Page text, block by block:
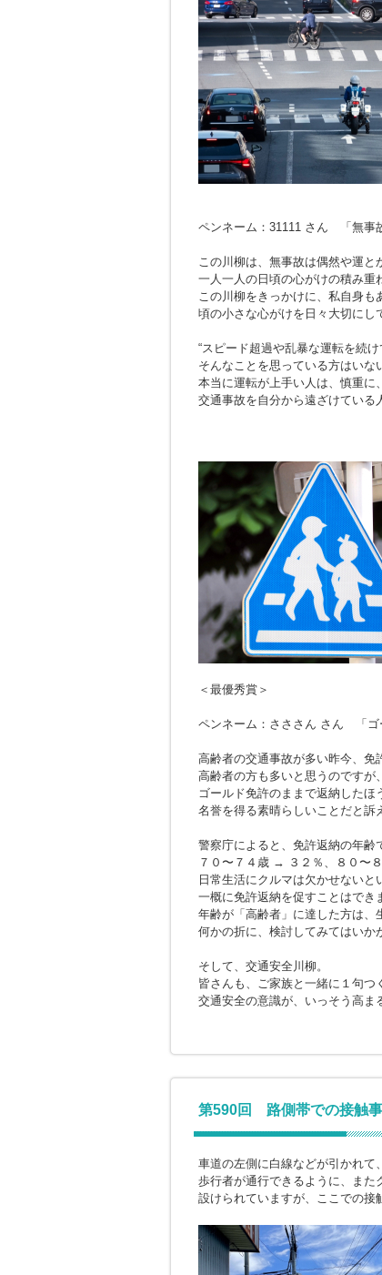
ペンネーム：31111 さん 「無
この川柳は、無事故は偶然や運と
一人一人の日頃の心がけの積み重
この川柳をきっかけに、私自身も
頃の小さな心がけを日々大切にし
“スピード超過や乱暴な運転を続
そんなことを思っている方はいな
本当に運転が上手い人は、慎重に
交通事故を自分から遠ざけている
＜最優秀賞＞
ペンネーム：さささん さん 「
高齢者の交通事故が多い昨今、免
高齢者の方も多いと思うのですが
ゴールド免許のままで返納したほ
名誉を得る素晴らしいことだと訴
警察庁によると、免許返納の年齢
７０〜７４歳 → ３２％、８０〜
日常生活にクルマは欠かせないと
一概に免許返納を促すことはでき
年齢が「高齢者」に達した方は、
何かの折に、検討してみてはいか
そして、交通安全川柳。
皆さんも、ご家族と一緒に１句つ
交通安全の意識が、いっそう高ま
第590回 路側帯での接触
車道の左側に白線などが引かれて
歩行者が通行できるように、また
設けられていますが、ここでの接